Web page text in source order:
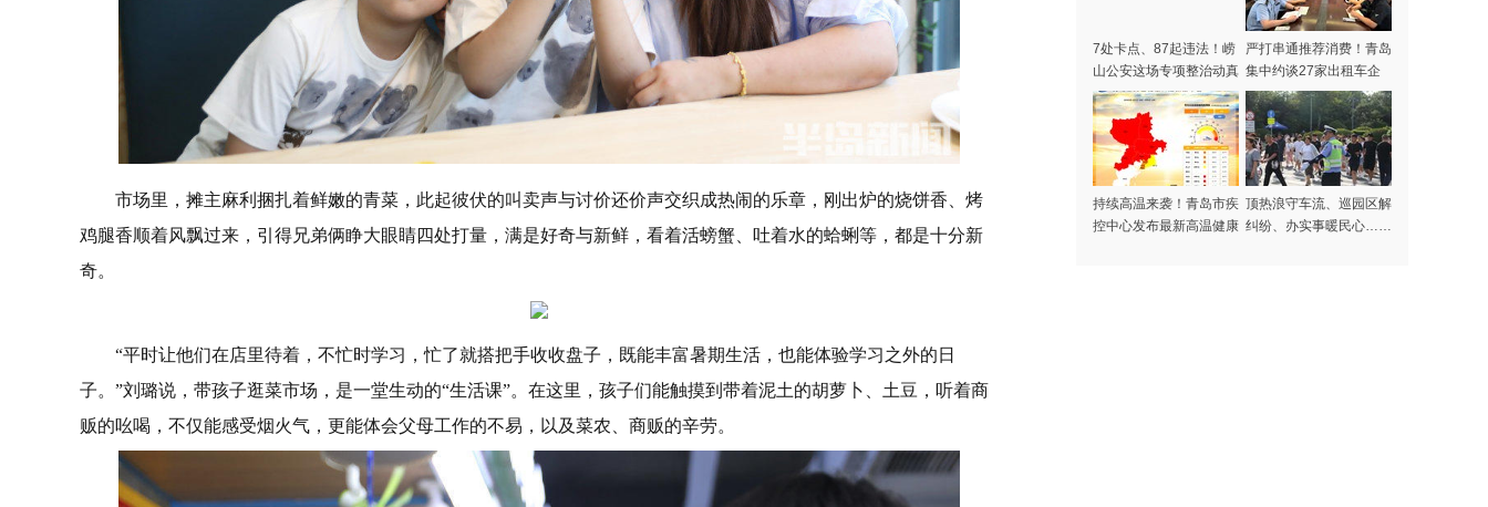
市场里，摊主麻利捆扎着鲜嫩的青菜，此起彼伏的叫卖声与讨价还价声交织成热闹的乐章，刚出炉的烧饼香、烤
鸡腿香顺着风飘过来，引得兄弟俩睁大眼睛四处打量，满是好奇与新鲜，看着活螃蟹、吐着水的蛤蜊等，都是十分新
奇。
“平时让他们在店里待着，不忙时学习，忙了就搭把手收收盘子，既能丰富暑期生活，也能体验学习之外的日
子。”刘璐说，带孩子逛菜市场，是一堂生动的“生活课”。在这里，孩子们能触摸到带着泥土的胡萝卜、土豆，听着商
贩的吆喝，不仅能感受烟火气，更能体会父母工作的不易，以及菜农、商贩的辛劳。
7处卡点、87起违法！崂
山公安这场专项整治动真
格了
严打串通推荐消费！青岛
集中约谈27家出租车企
业
持续高温来袭！青岛市疾
控中心发布最新高温健康
顶热浪守车流、巡园区解
纠纷、办实事暖民心……